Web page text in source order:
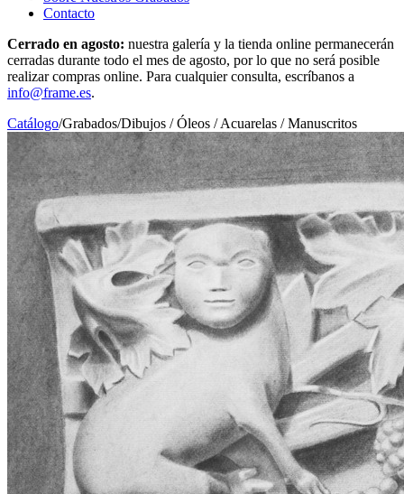
Contacto
Cerrado en agosto: nuestra galería y la tienda online permanecerán
cerradas durante todo el mes de agosto, por lo que no será posible
realizar compras online. Para cualquier consulta, escríbanos a
info@frame.es.
Catálogo/Grabados/Dibujos / Óleos / Acuarelas / Manuscritos